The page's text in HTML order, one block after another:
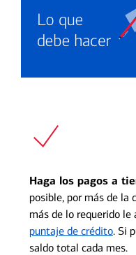
Haga los pagos a
posible, por más de la
más de lo requerido le
puntaje de crédito. Si
saldo total cada mes.